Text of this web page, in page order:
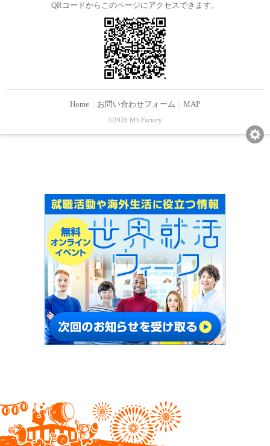
QRコードからこのページにアクセスできます。
Home お問い合わせフォーム MAP
©2026 M's Factory